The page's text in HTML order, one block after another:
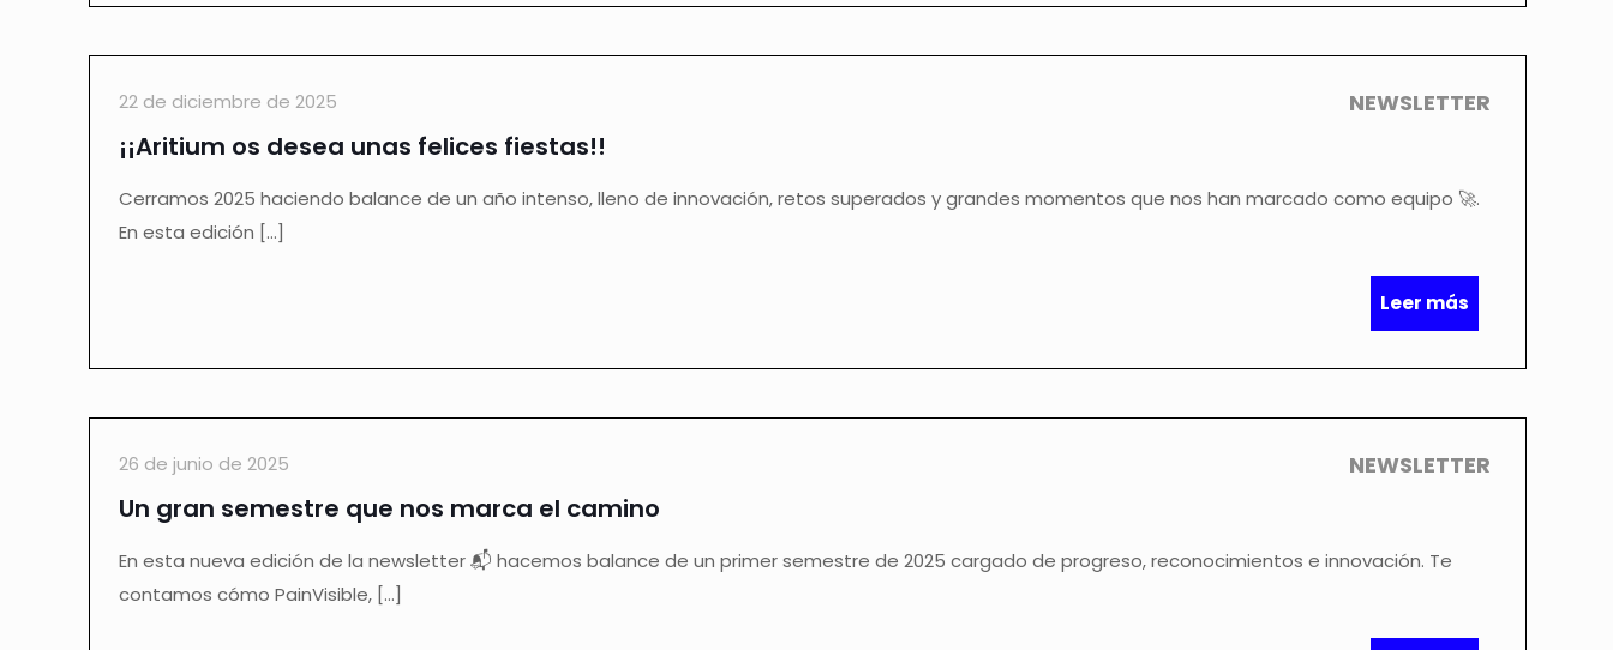
22 de diciembre de 2025 NEWSLETTER
¡¡Aritium os desea unas felices fiestas!!
Cerramos 2025 haciendo balance de un año intenso, lleno de innovación, retos superados y grandes momentos que nos han marcado como equipo 🚀.
En esta edición […]
Leer más
26 de junio de 2025 NEWSLETTER
Un gran semestre que nos marca el camino
En esta nueva edición de la newsletter 📬 hacemos balance de un primer semestre de 2025 cargado de progreso, reconocimientos e innovación. Te
contamos cómo PainVisible, […]